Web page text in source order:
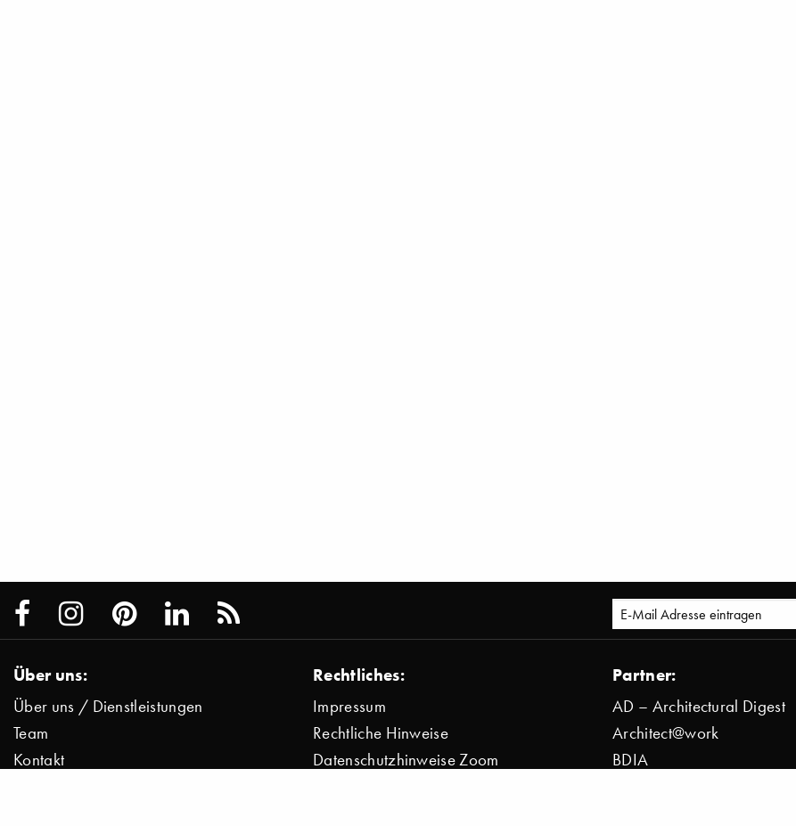
Über uns:
Über uns / Dienstleistungen
Team
Kontakt
Rechtliches:
Impressum
Rechtliche Hinweise
Datenschutzhinweise Zoom
Partner:
AD – Architectural Digest
Architect@work
BDIA